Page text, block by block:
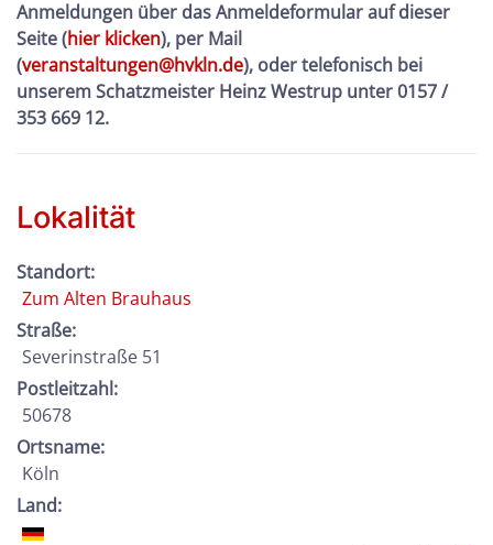
Anmeldungen über das Anmeldeformular auf dieser
Seite (hier klicken), per Mail
(veranstaltungen@hvkln.de), oder telefonisch bei
unserem Schatzmeister Heinz Westrup unter 0157 /
353 669 12.
Lokalität
Standort:
Zum Alten Brauhaus
Straße:
Severinstraße 51
Postleitzahl:
50678
Ortsname:
Köln
Land: